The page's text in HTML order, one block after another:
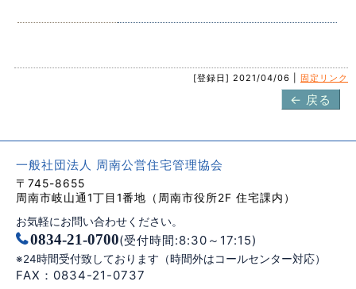
[登録日] 2021/04/06 | 固定リンク
← 戻る
一般社団法人 周南公営住宅管理協会
〒745-8655
周南市岐山通1丁目1番地（周南市役所2F 住宅課内）
お気軽にお問い合わせください。
0834-21-0700(受付時間:8:30～17:15)
※24時間受付致しております（時間外はコールセンター対応）
FAX：0834-21-0737